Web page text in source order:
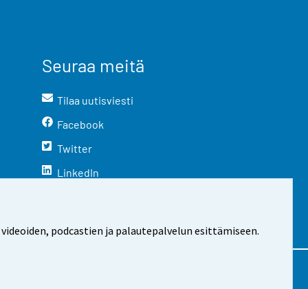
podcastien ja palautepalvelun esittämiseen.
Seuraa meitä
Tilaa uutisviesti
Facebook
Twitter
LinkedIn